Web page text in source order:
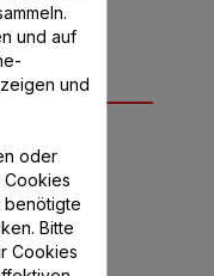
und auf
und
oder
Cookies
Bitte
Cookies